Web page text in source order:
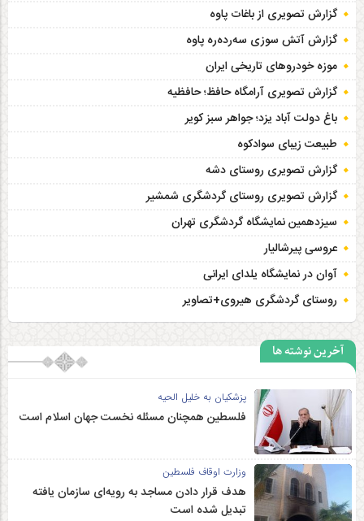
گزارش تصویری از باغات پاوه
گزارش آتش سوزی سەردەرە پاوه
موزه خودروهای تاریخی ایران
گزارش تصویری آرامگاه حافظ؛ حافظیه‎
باغ دولت آباد یزد؛ جواهر سبز کویر
طبیعت زیبای سوادکوه
گزارش تصویری روستای دشه
گزارش تصویری روستای گردشگری شمشیر
سیزدهمین نمایشگاه گردشگری تهران
عروسی پیرشالیار
آوان در نمایشگاه یلدای ایرانی
روستای گردشگری هیروی+تصاویر
آخرین نوشته ها
پزشکیان به خلیل الحیه
فلسطین همچنان مسئله نخست جهان اسلام است
وزارت اوقاف فلسطین
هدف قرار دادن مساجد به رویه‌ای سازمان‌ یافته
تبدیل شده است